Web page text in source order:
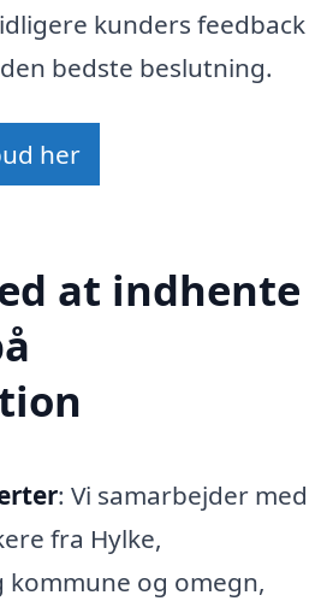
kunders feedback
bedste beslutning.
her
at indhente
: Vi samarbejder med
fra Hylke,
kommune og omegn,